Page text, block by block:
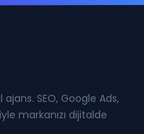
SEO, Google Ads,
markanızı dijitalde